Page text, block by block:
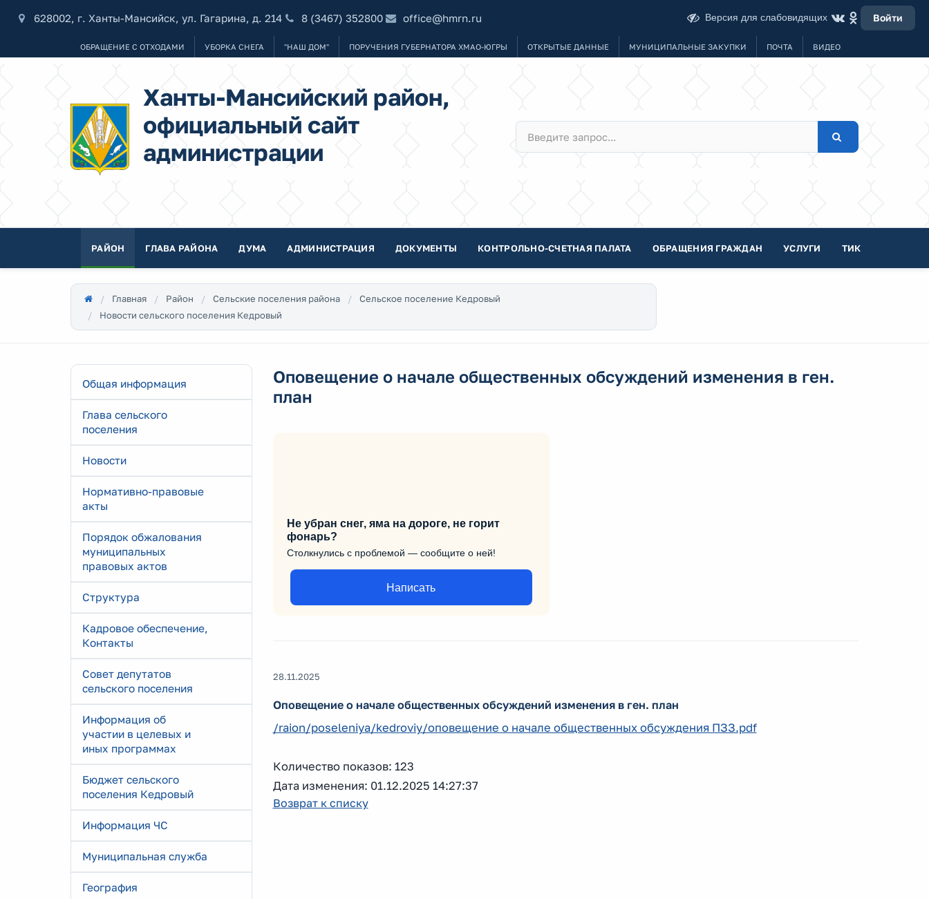
628002, г. Ханты-Мансийск, ул. Гагарина, д. 214 8 (3467) 352800 office@hmrn.ru Версия для слабовидящих Войти
ОБРАЩЕНИЕ С ОТХОДАМИ УБОРКА СНЕГА "НАШ ДОМ" ПОРУЧЕНИЯ ГУБЕРНАТОРА ХМАО-ЮГРЫ ОТКРЫТЫЕ ДАННЫЕ МУНИЦИПАЛЬНЫЕ ЗАКУПКИ ПОЧТА ВИДЕО
Ханты-Мансийский район,
официальный сайт
администрации
РАЙОН ГЛАВА РАЙОНА ДУМА АДМИНИСТРАЦИЯ ДОКУМЕНТЫ КОНТРОЛЬНО-СЧЕТНАЯ ПАЛАТА ОБРАЩЕНИЯ ГРАЖДАН УСЛУГИ ТИК
Главная Район Сельские поселения района
Сельское поселение Кедровый
Новости сельского поселения Кедровый
Общая информация
Глава сельского
поселения
Новости
Нормативно-правовые
акты
Порядок обжалования
муниципальных
правовых актов
Структура
Кадровое обеспечение,
Контакты
Совет депутатов
сельского поселения
Информация об
участии в целевых и
иных программах
Бюджет сельского
поселения Кедровый
Информация ЧС
Муниципальная служба
География
Оповещение о начале общественных обсуждений изменения в ген.
план
Не убран снег, яма на дороге, не горит
фонарь?
Столкнулись с проблемой — сообщите о ней!
Написать
28.11.2025
Оповещение о начале общественных обсуждений изменения в ген. план
/raion/poseleniya/kedroviy/оповещение о начале общественных обсуждения ПЗЗ.pdf
Количество показов: 123
Дата изменения: 01.12.2025 14:27:37
Возврат к списку